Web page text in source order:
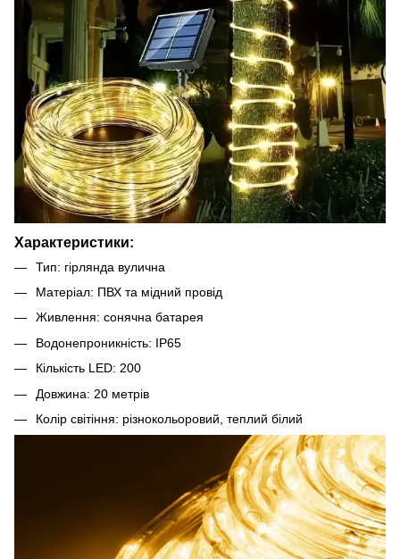
Характеристики:
Тип: гірлянда вулична
Матеріал: ПВХ та мідний провід
Живлення: сонячна батарея
Водонепроникність: IP65
Кількість LED: 200
Довжина: 20 метрів
Колір світіння: різнокольоровий, теплий білий